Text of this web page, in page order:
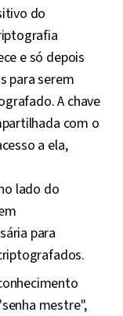
do
e só depois
para serem
A chave
com o
a ela,
lado do
para
mestre",